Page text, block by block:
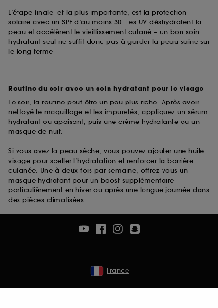
L’étape finale, et la plus importante, est la protection
solaire avec un SPF d’au moins 30. Les UV déshydratent la
peau et accélèrent le vieillissement cutané – un bon soin
hydratant seul ne suffit donc pas à garder la peau saine sur
le long terme.
Routine du soir avec un soin hydratant pour le visage
Le soir, la routine peut être un peu plus riche. Après avoir
nettoyé le maquillage et les impuretés, appliquez un sérum
hydratant ou apaisant, puis une crème hydratante ou un
masque de nuit.
Si vous avez la peau sèche, vous pouvez ajouter une huile
visage pour sceller l’hydratation et renforcer la barrière
cutanée. Une à deux fois par semaine, offrez-vous un
masque hydratant pour un boost supplémentaire –
particulièrement en hiver ou après une longue journée dans
des pièces climatisées.
France